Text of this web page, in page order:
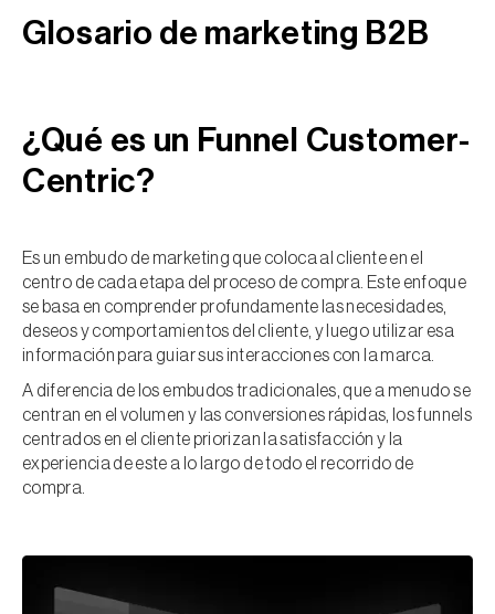
Glosario de marketing B2B
¿Qué es un Funnel Customer-
Centric?
Es un embudo de marketing que coloca al cliente en el
centro de cada etapa del proceso de compra. Este enfoque
se basa en comprender profundamente las necesidades,
deseos y comportamientos del cliente, y luego utilizar esa
información para guiar sus interacciones con la marca.
A diferencia de los embudos tradicionales, que a menudo se
centran en el volumen y las conversiones rápidas, los funnels
centrados en el cliente priorizan la satisfacción y la
experiencia de este a lo largo de todo el recorrido de
compra.